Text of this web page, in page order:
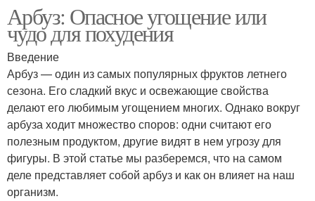
Арбуз: Опасное угощение или
чудо для похудения
Введение
Арбуз — один из самых популярных фруктов летнего
сезона. Его сладкий вкус и освежающие свойства
делают его любимым угощением многих. Однако вокруг
арбуза ходит множество споров: одни считают его
полезным продуктом, другие видят в нем угрозу для
фигуры. В этой статье мы разберемся, что на самом
деле представляет собой арбуз и как он влияет на наш
организм.